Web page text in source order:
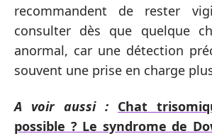
recommandent de rester
consulter dès que quelque
anormal, car une détection
souvent une prise en charge
A voir aussi : Chat
possible ? Le syndrome de